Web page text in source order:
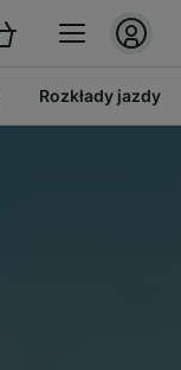
Rozkłady jazdy